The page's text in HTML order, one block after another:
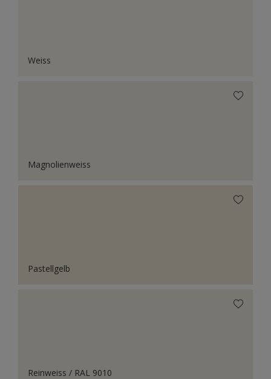
Weiss
Magnolienweiss
Pastellgelb
Reinweiss / RAL 9010